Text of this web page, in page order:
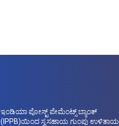
ಇಂಡಿಯಾ ಪೋಸ್ಟ್ ಪೇಮೆಂಟ್ಸ್ ಬ್ಯಾಂಕ್
(IPPB)ಯಿಂದ ಸ್ವಸಹಾಯ ಗುಂಪು ಉಳಿತಾಯ